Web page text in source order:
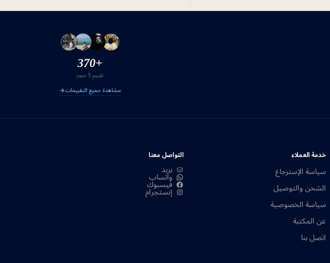
+370
تقييم 5 نجوم
مشاهدة جميع التقييمات
خدمة العملاء
سياسة الإسترجاع
الشحن والتوصيل
سياسة الخصوصية
عن المكتبة
اتصل بنا
التواصل معنا
بريد
واتساب
فيسبوك
إنستجرام